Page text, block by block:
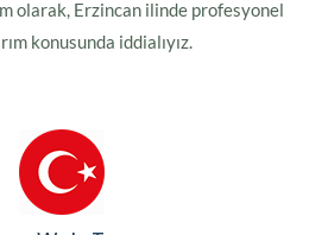
olarak, Erzincan ilinde profesyonel
konusunda iddialıyız.